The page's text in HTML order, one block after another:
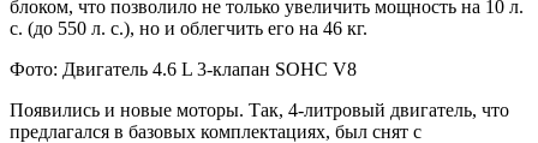
блоком, что позволило не только увеличить мощность на 10 л.
с. (до 550 л. с.), но и облегчить его на 46 кг.
Фото: Двигатель 4.6 L 3-клапан SOHC V8
Появились и новые моторы. Так, 4-литровый двигатель, что
предлагался в базовых комплектациях, был снят с